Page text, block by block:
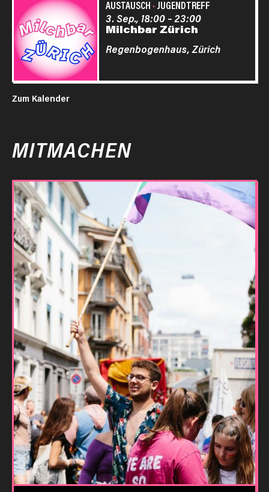
AUSTAUSCH · JUGENDTREFF
Milchbar Zürich
3. Sep., 18:00–23:00
Regenbogenhaus, Zürich
Zum Kalender
MITMACHEN